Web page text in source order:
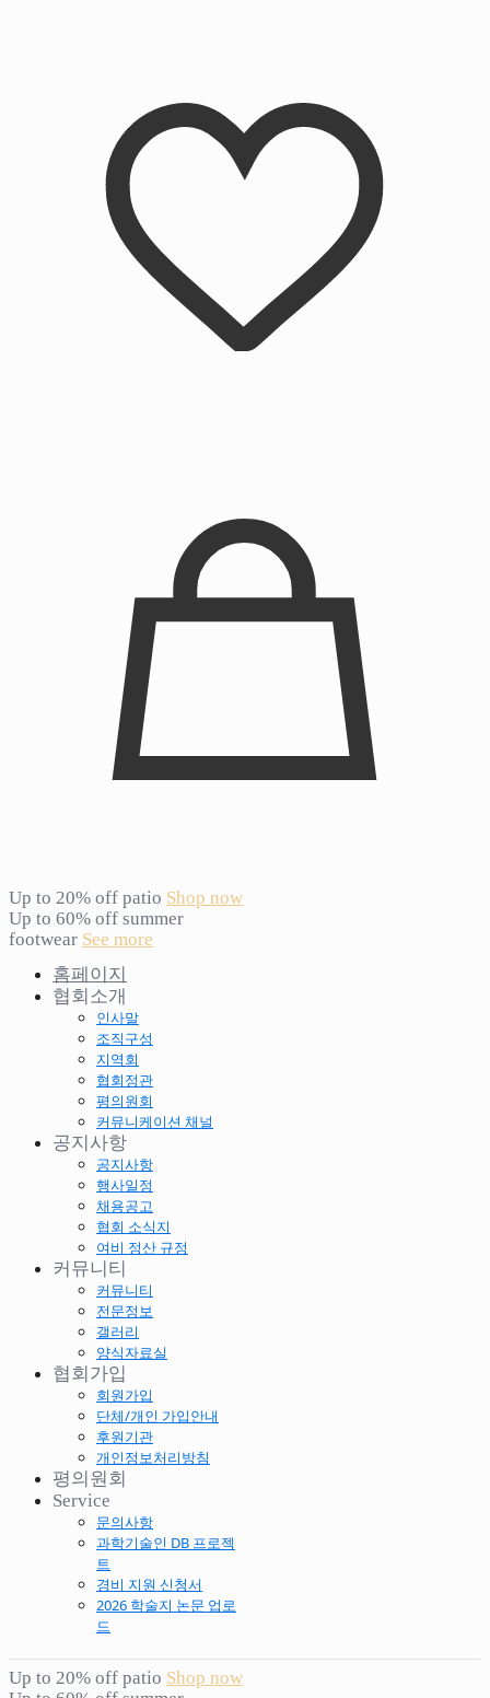
Up to 20% off patio Shop now
Up to 60% off summer
footwear See more
홈페이지
협회소개
인사말
조직구성
지역회
협회정관
평의원회
커뮤니케이션 채널
공지사항
공지사항
행사일정
채용공고
협회 소식지
여비 정산 규정
커뮤니티
커뮤니티
전문정보
갤러리
양식자료실
협회가입
회원가입
단체/개인 가입안내
후원기관
개인정보처리방침
평의원회
Service
문의사항
과학기술인 DB 프로젝
트
경비 지원 신청서
2026 학술지 논문 업로
드
Up to 20% off patio Shop now